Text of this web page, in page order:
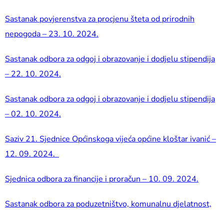
Sastanak povjerenstva za procjenu šteta od prirodnih
nepogoda – 23. 10. 2024.
Sastanak odbora za odgoj i obrazovanje i dodjelu stipendija
– 22. 10. 2024.
Sastanak odbora za odgoj i obrazovanje i dodjelu stipendija
– 02. 10. 2024.
Saziv 21. Sjednice Općinskoga vijeća općine kloštar ivanić –
12. 09. 2024.
Sjednica odbora za financije i proračun – 10. 09. 2024.
Sastanak odbora za poduzetništvo, komunalnu djelatnost,